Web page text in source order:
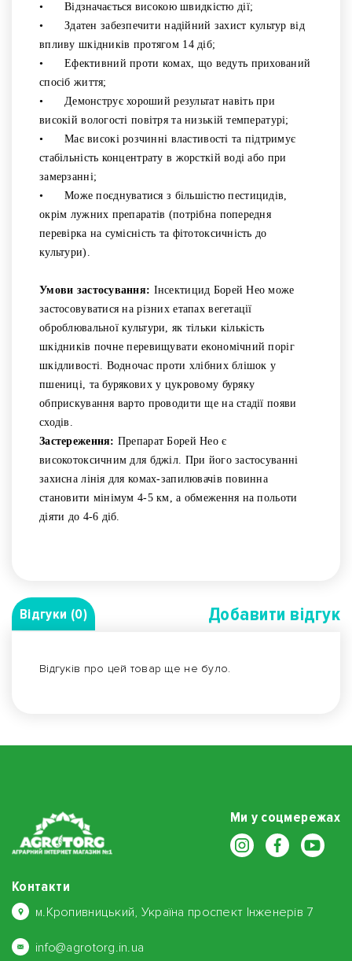
•
Відзначається високою швидкістю дії;
•
Здатен забезпечити надійний захист культур від
впливу шкідників протягом 14 діб;
•
Ефективний проти комах, що ведуть прихований
спосіб життя;
•
Демонструє хороший результат навіть при
високій вологості повітря та низькій температурі;
•
Має високі розчинні властивості та підтримує
стабільність концентрату в жорсткій воді або при
замерзанні;
•
Може поєднуватися з більшістю пестицидів,
окрім лужних препаратів (потрібна попередня
перевірка на сумісність та фітотоксичність до
культури).
Умови застосування: Інсектицид Борей Нео може
застосовуватися на різних етапах вегетації
оброблювальної культури, як тільки кількість
шкідників почне перевищувати економічний поріг
шкідливості. Водночас проти хлібних блішок у
пшениці, та бурякових у цукровому буряку
обприскування варто проводити ще на стадії появи
сходів.
Застереження: Препарат Борей Нео є
високотоксичним для бджіл. При його застосуванні
захисна лінія для комах-запилювачів повинна
становити мінімум 4-5 км, а обмеження на польоти
діяти до 4-6 діб.
Відгуки (0) Добавити вiдгук
Відгуків про цей товар ще не було.
Ми у соцмережах
Контакти
м.Кропивницький, Україна проспект Інженерів 7
info@agrotorg.in.ua